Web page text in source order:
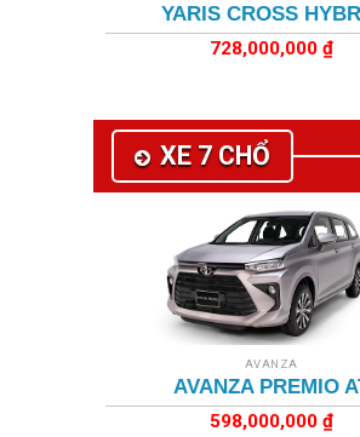
YARIS CROSS
728,000,000₫
XE 7 CHỔ
AVANZA
AVANZA PREMIO
598,000,000 ₫